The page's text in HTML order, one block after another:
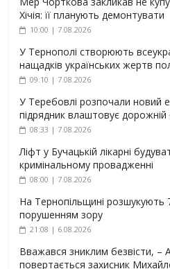
Хічія: її планують демонтувати
10:00 | 7.08.2026
У Тернополі створюють
нащадків українських жертв
09:10 | 7.08.2026
У Теребовлі розпочали новий
підрядник влаштовує дорожній
08:33 | 7.08.2026
Ліфт у Бучацькій лікарні
кримінальному провадженні
08:00 | 7.08.2026
На Тернопільщині розшукують
порушенням зору
21:08 | 6.08.2026
Вважався зниклим безвісти, –
повертається захисник